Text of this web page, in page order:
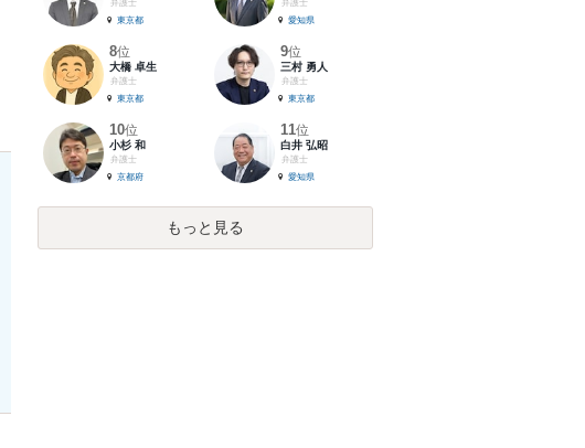
弁護士
東京都
弁護士
愛知県
8位
大橋 卓生
弁護士
東京都
9位
三村 勇人
弁護士
東京都
10位
小杉 和
弁護士
京都府
11位
白井 弘昭
弁護士
愛知県
もっと見る